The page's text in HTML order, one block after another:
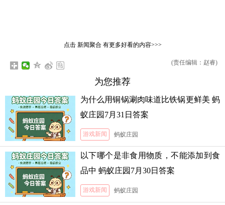
点击 新闻聚合有更多好看的内容>>>
(责任编辑：赵睿)
为您推荐
为什么用铜锅涮肉味道比铁锅更鲜美 蚂
蚁庄园7月31日答案
游戏新闻 蚂蚁庄园
以下哪个是非食用物质，不能添加到食
品中 蚂蚁庄园7月30日答案
游戏新闻 蚂蚁庄园